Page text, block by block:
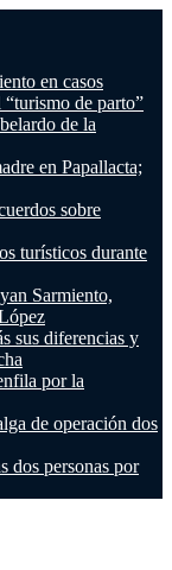
en casos
de parto”
de la
en Papallacta;
sobre
turísticos durante
Sarmiento,
sus diferencias y
por la
de operación dos
dos personas por